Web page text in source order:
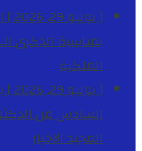
[ يوليو 29, 2026 ]
بمناسبة الذكرى الـ27 لعيد العرش المجيد
الملكية
[ يوليو 29, 2026 ]
السادس من
المجيدالاخبار